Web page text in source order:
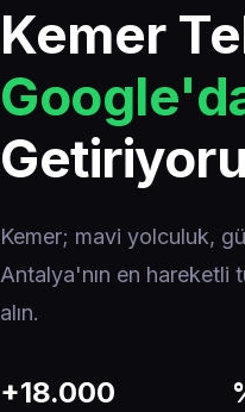
Kemer
Kemer; mavi yolculuk,
Antalya'nın en hareketli
alın.
+18.000